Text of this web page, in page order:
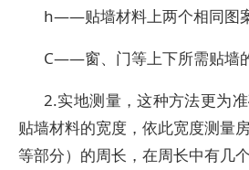
h——贴墙材料上两个相同图
C——窗、门等上下所需贴墙
2.实地测量，这种方法更为
贴墙材料的宽度，依此宽度测量
等部分）的周长，在周长中有几